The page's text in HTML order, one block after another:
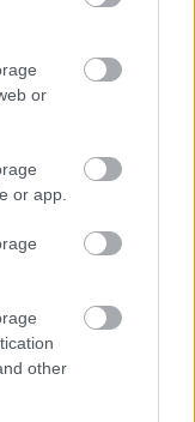
or
or app.
other
tradícií
búracie kladivo a
dreva: Takáto
zrubu z roku